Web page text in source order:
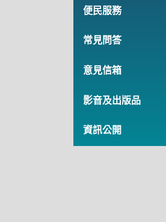
便民服務
常見問答
意見信箱
影音及出版品
資訊公開